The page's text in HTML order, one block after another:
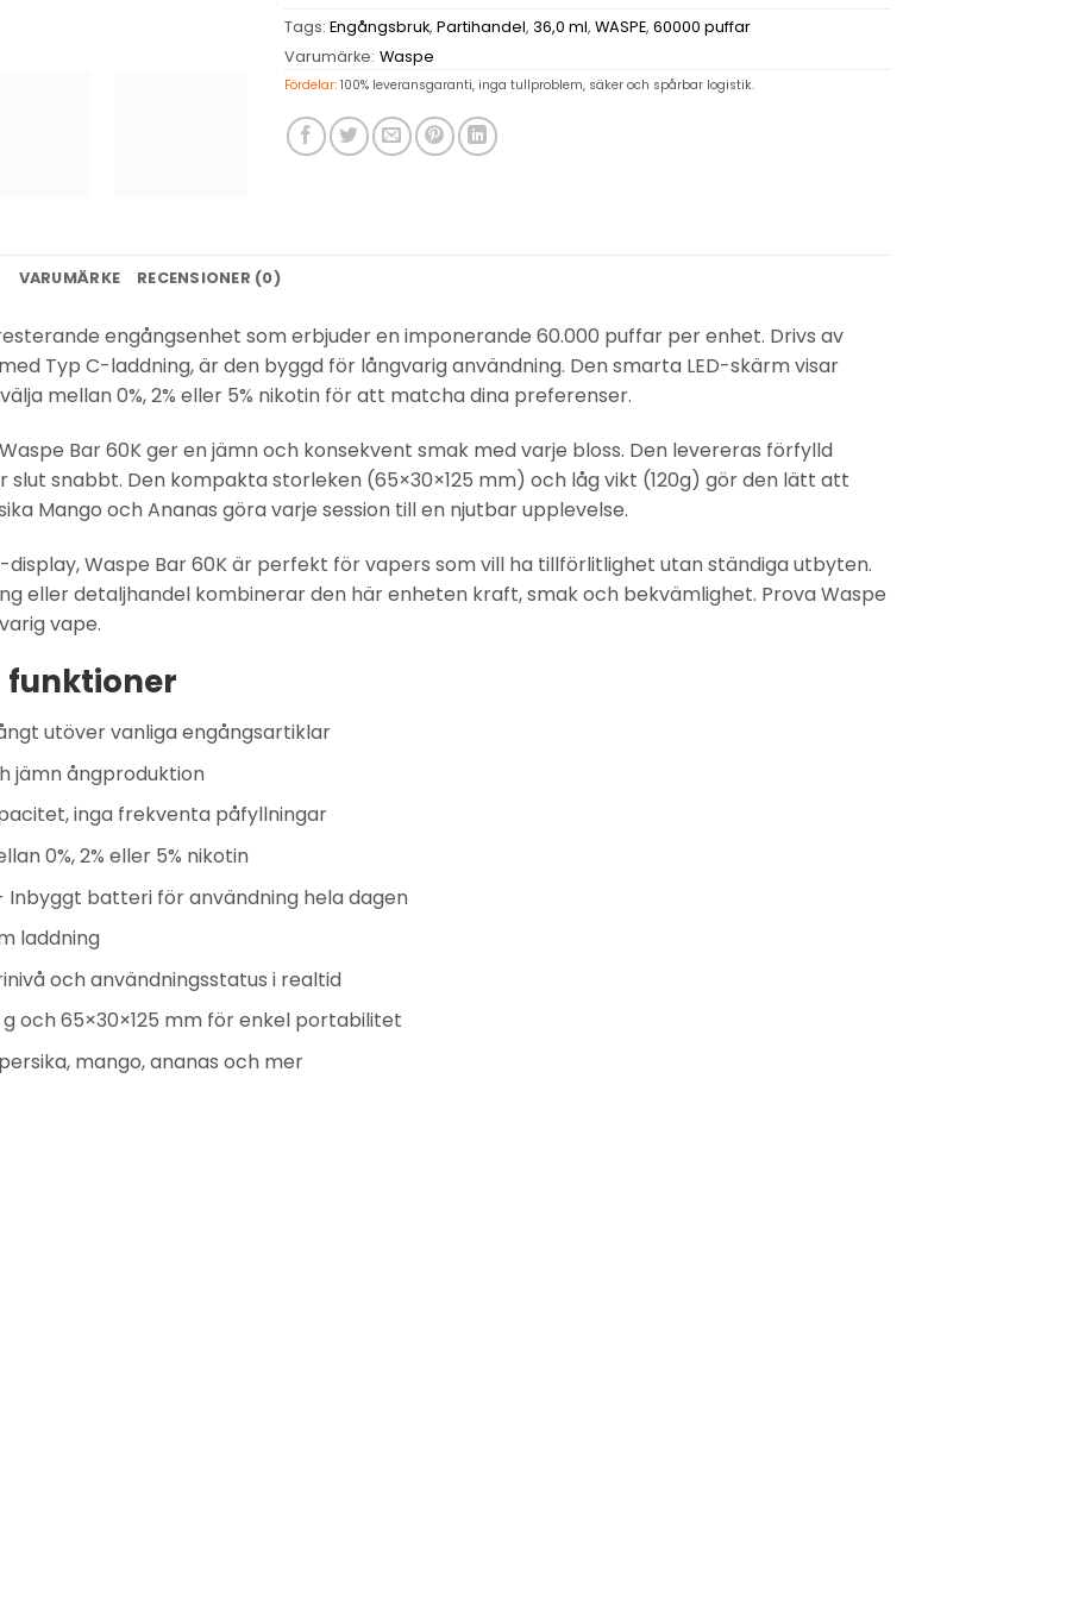
Tags: Engångsbruk, Partihandel, 36,0 ml, WASPE, 60000 puffar
Varumärke: Waspe
Fördelar: 100% leveransgaranti, inga tullproblem, säker och spårbar logistik.
VARUMÄRKE RECENSIONER (0)
engångsenhet som erbjuder en imponerande 60.000 puffar per enhet. Drivs av
Typ C-laddning, är den byggd för långvarig användning. Den smarta LED-skärmvisar
mellan0%, 2% eller 5% nikotin för att matcha dina preferenser.
Bar 60K ger en jämn och konsekvent smak med varje bloss. Den levereras förfylld
slut snabbt. Den kompakta storleken (65×30×125 mm) och låg vikt (120g) gör den lätt att
Mango ochAnanas göra varje session till en njutbar upplevelse.
display, Waspe Bar 60K är perfekt för vapers som vill ha tillförlitlighet utan ständiga utbyten.
eller detaljhandel kombinerar den här enheten kraft, smak och bekvämlighet. Prova Waspe
vape.
funktioner
utöver vanliga engångsartiklar
jämn ångproduktion
inga frekventa påfyllningar
0%, 2% eller 5% nikotin
batteri för användning hela dagen
laddning
och användningsstatus i realtid
och 65×30×125 mm för enkel portabilitet
mango, ananas och mer